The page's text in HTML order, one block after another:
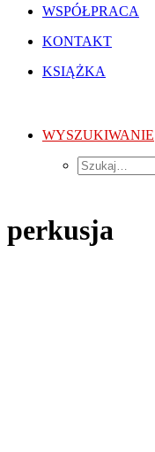
WSPÓŁPRACA
KONTAKT
KSIĄŻKA
WYSZUKIWANIE
perkusja